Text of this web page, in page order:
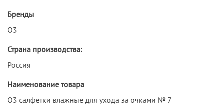
Бренды
О3
Страна производства:
Россия
Наименование товара
О3 салфетки влажные для ухода за очками № 7